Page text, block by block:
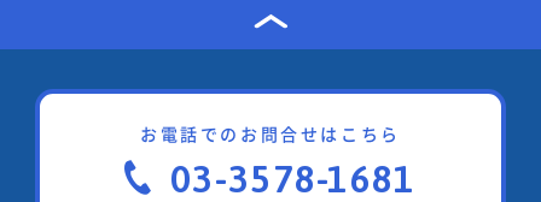
お電話でのお問合せはこちら
03-3578-1681